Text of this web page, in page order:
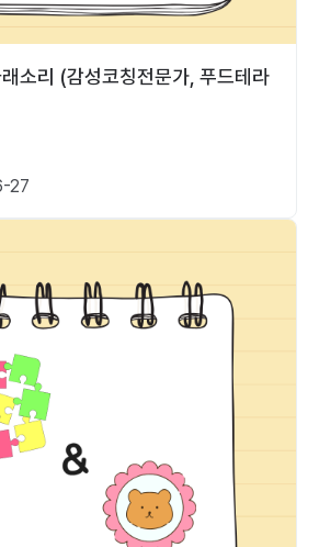
소리 (감성코칭전문가, 푸드테라
27